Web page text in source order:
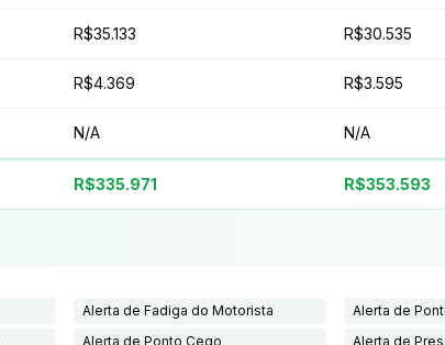
R$35.133 R$30.535
R$4.369 R$3.595
N/A N/A
R$335.971 R$353.593
Alerta de Fadiga do Motorista
Alerta de Ponto Cego
Alerta de
Alerta de